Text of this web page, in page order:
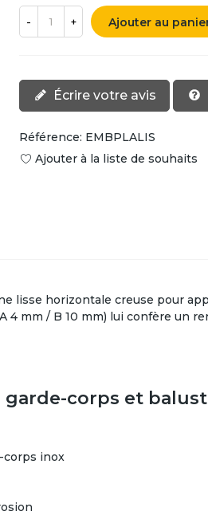
- + Ajouter au
Écrire votre avis
Référence: EMBPLALIS
Ajouter à la liste de souhaits
lisse horizontale creuse pour
4 mm / B 10 mm) lui confère un
corps et
corps inox